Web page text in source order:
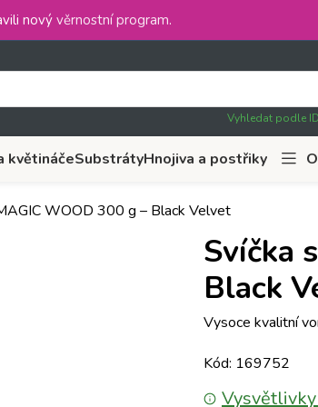
nový věrnostní program.
Vyhledat podle
květináčeSubstrátyHnojiva a postřiky
WOOD 300 g – Black Velvet
Svíčka
Black
Vysoce kvalitní
Kód: 169752